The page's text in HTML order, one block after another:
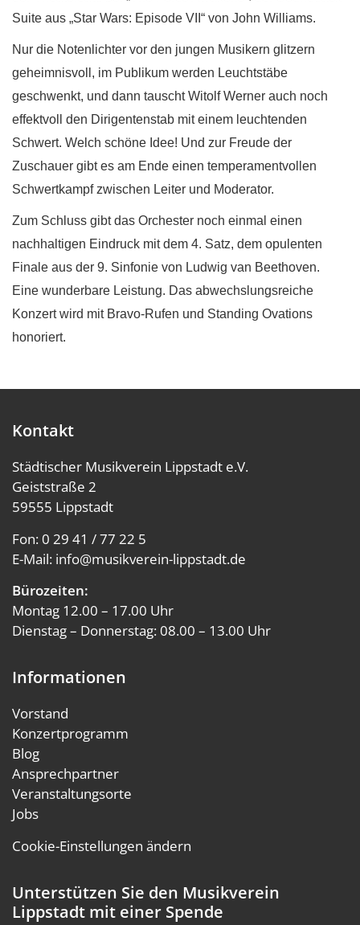
Suite aus „Star Wars: Episode VII“ von John Williams.
Nur die Notenlichter vor den jungen Musikern glitzern
geheimnisvoll, im Publikum werden Leuchtstäbe
geschwenkt, und dann tauscht Witolf Werner auch noch
effektvoll den Dirigentenstab mit einem leuchtenden
Schwert. Welch schöne Idee! Und zur Freude der
Zuschauer gibt es am Ende einen temperamentvollen
Schwertkampf zwischen Leiter und Moderator.
Zum Schluss gibt das Orchester noch einmal einen
nachhaltigen Eindruck mit dem 4. Satz, dem opulenten
Finale aus der 9. Sinfonie von Ludwig van Beethoven.
Eine wunderbare Leistung. Das abwechslungsreiche
Konzert wird mit Bravo-Rufen und Standing Ovations
honoriert.
Kontakt
Städtischer Musikverein Lippstadt e.V.
Geiststraße 2
59555 Lippstadt
Fon: 0 29 41 / 77 22 5
E-Mail: info@musikverein-lippstadt.de
Bürozeiten:
Montag 12.00 – 17.00 Uhr
Dienstag – Donnerstag: 08.00 – 13.00 Uhr
Informationen
Vorstand
Konzertprogramm
Blog
Ansprechpartner
Veranstaltungsorte
Jobs
Cookie-Einstellungen ändern
Unterstützen Sie den Musikverein
Lippstadt mit einer Spende